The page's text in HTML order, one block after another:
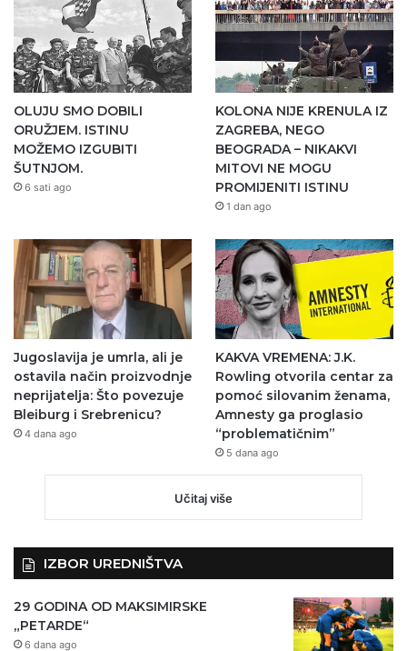
OLUJU SMO DOBILI
ORUŽJEM. ISTINU
MOŽEMO IZGUBITI
ŠUTNJOM.
6 sati ago
KOLONA NIJE KRENULA IZ
ZAGREBA, NEGO
BEOGRADA – NIKAKVI
MITOVI NE MOGU
PROMIJENITI ISTINU
1 dan ago
Jugoslavija je umrla, ali je
ostavila način proizvodnje
neprijatelja: Što povezuje
Bleiburg i Srebrenicu?
4 dana ago
KAKVA VREMENA: J.K.
Rowling otvorila centar za
pomoć silovanim ženama,
Amnesty ga proglasio
“problematičnim”
5 dana ago
Učitaj više
IZBOR UREDNIŠTVA
29 GODINA OD MAKSIMIRSKE
„PETARDE“
6 dana ago